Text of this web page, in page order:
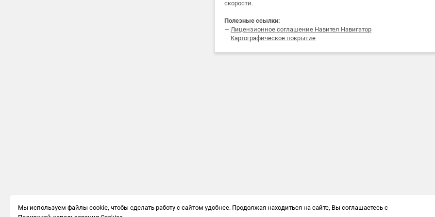
скорости.
Полезные ссылки:
— Лицензионное соглашение Навител Навигатор
— Картографическое покрытие
Мы используем файлы cookie, чтобы сделать работу с сайтом удобнее. Продолжая находиться на сайте, Вы соглашаетесь с